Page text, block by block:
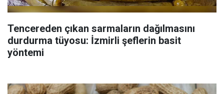
Tencereden çıkan sarmaların dağılmasını
durdurma tüyosu: İzmirli şeflerin basit
yöntemi